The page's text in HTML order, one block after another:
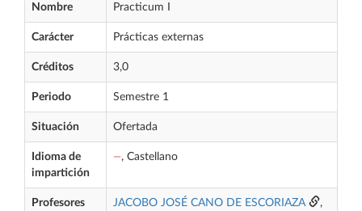
Nombre Practicum I
Carácter Prácticas externas
Créditos 3,0
Periodo Semestre 1
Situación Ofertada
Idioma de
impartición
—, Castellano
Profesores JACOBO JOSÉ CANO DE ESCORIAZA
,